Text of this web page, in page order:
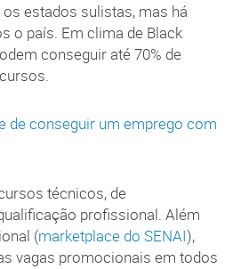
estados sulistas, mas há
o país. Em clima de Black
conseguir até 70% de
de conseguir um emprego com
técnicos, de
profissional. Além
(marketplace do SENAI),
vagas promocionais em todos